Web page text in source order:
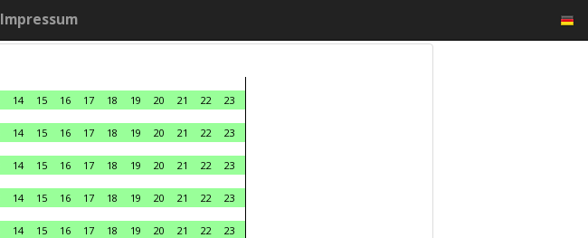
Impressum
14 15 16 17 18 19 20 21 22
23
14 15 16 17 18 19 20 21 22
23
14 15 16 17 18 19 20 21 22
23
14 15 16 17 18 19 20 21 22
23
14 15 16 17 18 19 20 21 22
23